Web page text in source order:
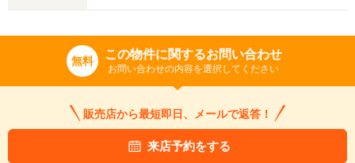
無料 この物件に関するお問い合わせ
お問い合わせの内容を選択してください
販売店から最短即日、メールで返答！
来店予約をする